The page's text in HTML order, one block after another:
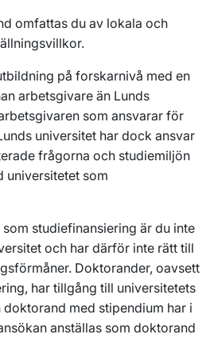
omfattas du av lokala och
på forskarnivå med en
arbetsgivare än Lunds
som ansvarar för
universitet har dock ansvar
frågorna och studiemiljön
universitetet som
studiefinansiering är du inte
och har därför inte rätt till
Doktorander, oavsett
har tillgång till universitetets
med stipendium har i
anställas som doktorand